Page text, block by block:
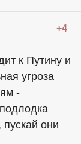
+4
к Путину и
угроза
-
они